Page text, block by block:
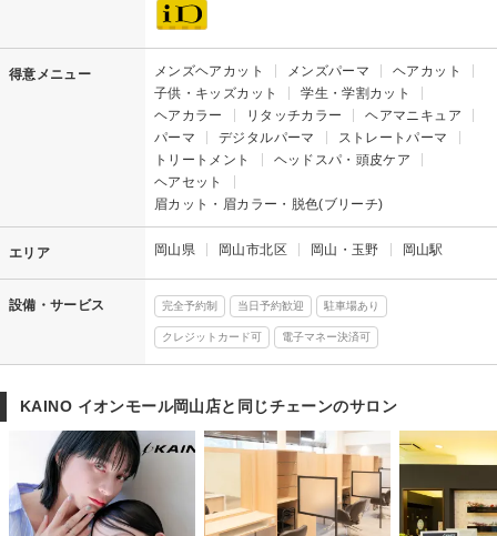
得意メニュー メンズヘアカット メンズパーマ
ヘアカット
子供・キッズカット
学生・学割カット
ヘアカラー
リタッチカラー
ヘアマニキュア
パーマ
デジタルパーマ
ストレートパーマ
トリートメント
ヘッドスパ・頭皮ケア
ヘアセット
眉カット・眉カラー・脱色(ブリーチ)
エリア 岡山県 岡山市北区 岡山・玉野 岡山駅
設備・サービス 完全予約制 当日予約歓迎 駐車場あり
クレジットカード可 電子マネー決済可
KAINO イオンモール岡山店と同じチェーンのサロン